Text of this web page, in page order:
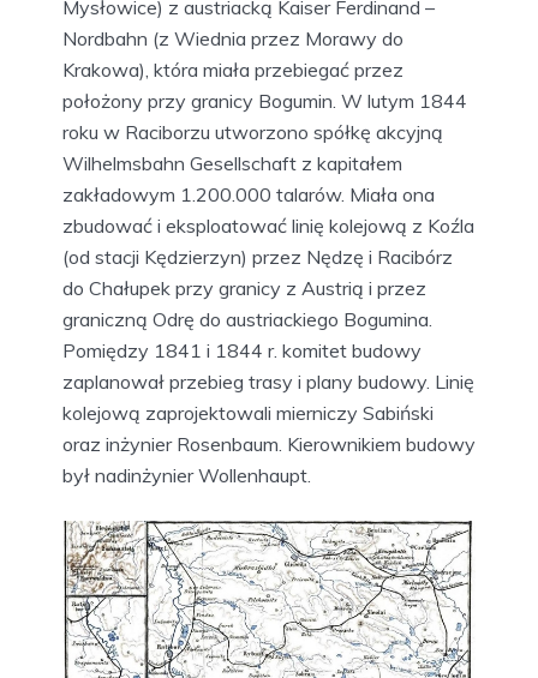
Mysłowice) z austriacką Kaiser Ferdinand –
Nordbahn (z Wiednia przez Morawy do
Krakowa), która miała przebiegać przez
położony przy granicy Bogumin. W lutym 1844
roku w Raciborzu utworzono spółkę akcyjną
Wilhelmsbahn Gesellschaft z kapitałem
zakładowym 1.200.000 talarów. Miała ona
zbudować i eksploatować linię kolejową z Koźla
(od stacji Kędzierzyn) przez Nędzę i Racibórz
do Chałupek przy granicy z Austrią i przez
graniczną Odrę do austriackiego Bogumina.
Pomiędzy 1841 i 1844 r. komitet budowy
zaplanował przebieg trasy i plany budowy. Linię
kolejową zaprojektowali mierniczy Sabiński
oraz inżynier Rosenbaum. Kierownikiem budowy
był nadinżynier Wollenhaupt.